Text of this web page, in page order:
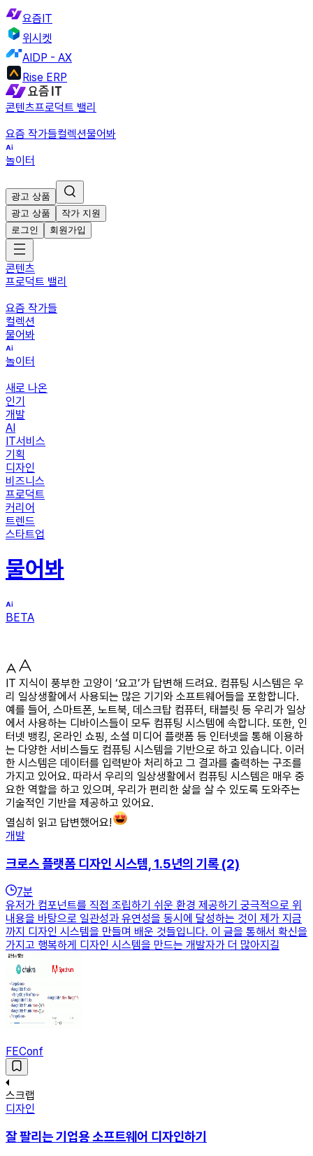
요즘IT
위시켓
AIDP - AX
Rise ERP
콘텐츠프로덕트 밸리
요즘 작가들컬렉션물어봐
놀이터
광고 상품
광고 상품
작가 지원
로그인
회원가입
콘텐츠
프로덕트 밸리
요즘 작가들
컬렉션
물어봐
놀이터
새로 나온
인기
개발
AI
IT서비스
기획
디자인
비즈니스
프로덕트
커리어
트렌드
스타트업
물어봐
BETA
IT 지식이 풍부한 고양이 ‘요고’가 답변해 드려요. 컴퓨팅 시스템은 우
리 일상생활에서 사용되는 많은 기기와 소프트웨어들을 포함합니다.
예를 들어, 스마트폰, 노트북, 데스크탑 컴퓨터, 태블릿 등 우리가 일상
에서 사용하는 디바이스들이 모두 컴퓨팅 시스템에 속합니다. 또한, 인
터넷 뱅킹, 온라인 쇼핑, 소셜 미디어 플랫폼 등 인터넷을 통해 이용하
는 다양한 서비스들도 컴퓨팅 시스템을 기반으로 하고 있습니다. 이러
한 시스템은 데이터를 입력받아 처리하고 그 결과를 출력하는 구조를
가지고 있어요. 따라서 우리의 일상생활에서 컴퓨팅 시스템은 매우 중
요한 역할을 하고 있으며, 우리가 편리한 삶을 살 수 있도록 도와주는
기술적인 기반을 제공하고 있어요.
열심히 읽고 답변했어요!
개발
크로스 플랫폼 디자인 시스템, 1.5년의 기록 (2)
7분
유저가 컴포넌트를 직접 조립하기 쉬운 환경 제공하기 궁극적으로 위
내용을 바탕으로 일관성과 유연성을 동시에 달성하는 것이 제가 지금
까지 디자인 시스템을 만들며 배운 것들입니다. 이 글을 통해서 확신을
가지고 행복하게 디자인 시스템을 만드는 개발자가 더 많아지길
FEConf
스크랩
디자인
잘 팔리는 기업용 소프트웨어 디자인하기